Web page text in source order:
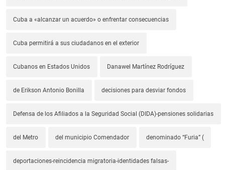
Cuba a «alcanzar un acuerdo» o enfrentar consecuencias
Cuba permitirá a sus ciudadanos en el exterior
Cubanos en Estados Unidos Danawel Martínez Rodríguez
de Erikson Antonio Bonilla decisiones para desviar fondos
Defensa de los Afiliados a la Seguridad Social (DIDA)-pensiones solidarias
del Metro del municipio Comendador denominado “Furia” (
deportaciones-reincidencia migratoria-identidades falsas-